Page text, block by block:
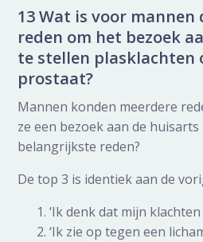
13 Wat is voor
reden om het bezoek
te stellen plasklachten
prostaat?
Mannen konden meerdere
ze een bezoek aan de
belangrijkste reden?
De top 3 is identiek aan de
‘Ik denk dat mijn
‘Ik zie op tegen een